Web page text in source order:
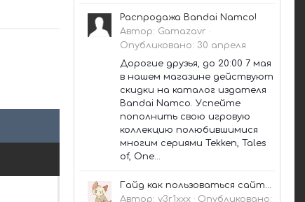
Распродажа Bandai Namco!
Автор: Gamazavr ·
Опубликовано: 30 апреля
Дорогие друзья, до 20:00 7 мая
в нашем магазине действуют
скидки на каталог издателя
Bandai Namco. Успейте
пополнить свою игровую
коллекцию полюбившимися
многим сериями Tekken, Tales
of, One...
Гайд как пользоваться сайтом в 2026 [АКТУАЛЬНО✅]
Автор: y3r1xxx · Опубликовано: